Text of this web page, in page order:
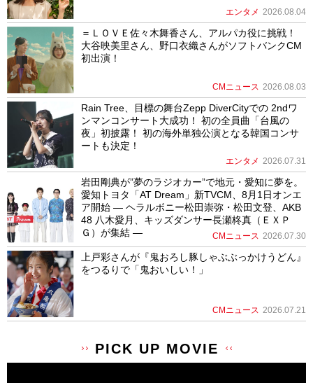
エンタメ 2026.08.04
＝ＬＯＶＥ佐々木舞香さん、アルパカ役に挑戦！
大谷映美里さん、野口衣織さんがソフトバンクCM
初出演！
CMニュース 2026.08.03
Rain Tree、目標の舞台Zepp DiverCityでの 2ndワ
ンマンコンサート大成功！ 初の全員曲「台風の
夜」初披露！ 初の海外単独公演となる韓国コンサ
ートも決定！
エンタメ 2026.07.31
岩田剛典が”夢のラジオカー”で地元・愛知に夢を。
愛知トヨタ「AT Dream」新TVCM、8月1日オンエ
ア開始 ― ヘラルボニー松田崇弥・松田文登、AKB
48 八木愛月、キッズダンサー長瀬柊真（ＥＸＰ
Ｇ）が集結 ―
CMニュース 2026.07.30
上戸彩さんが『鬼おろし豚しゃぶぶっかけうどん』
をつるりで「鬼おいしい！」
CMニュース 2026.07.21
PICK UP MOVIE